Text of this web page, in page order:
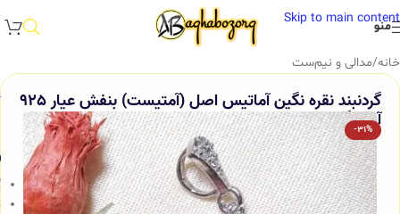
Skip to main content
منو
خانه/مدالی و نیم‌ست
گردنبند نقره نگین آماتیس اصل (آمتیست) بنفش عیار 925
آقابزرگ کد Med32
-31%